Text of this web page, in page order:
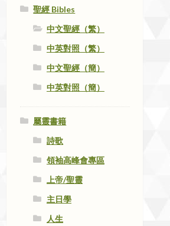
聖經 Bibles
中文聖經（繁）
中英對照（繁）
中文聖經（簡）
中英對照（簡）
屬靈書籍
詩歌
領袖高峰會專區
上帝/聖靈
主日學
人生